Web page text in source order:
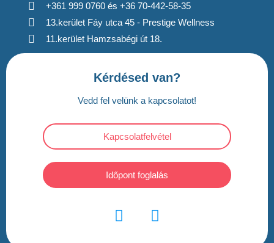
+361 999 0760 és +36 70-442-58-35
13.kerület Fáy utca 45 - Prestige Wellness
11.kerület Hamzsabégi út 18.
Kérdésed van?
Vedd fel velünk a kapcsolatot!
Kapcsolatfelvétel
Időpont foglalás